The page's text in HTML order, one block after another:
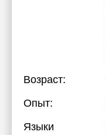
Возраст:
Опыт:
Языки